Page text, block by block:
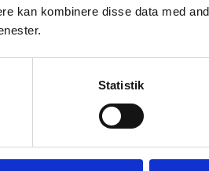
kan kombinere disse data med
Statistik